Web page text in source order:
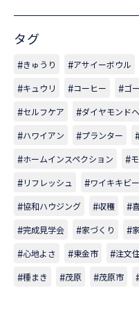
タグ
きゅうり アサイーボウル
キュウリ
コーヒー ゴ
セルフケア
ダイヤモンド
ハワイアン
プランター
ホームインスペクション
リフレッシュ
ワイキキビ
協和ハウジング
収穫
完成見学会
家づくり
心地よさ
東金市 注文
種まき
茂原 茂原市